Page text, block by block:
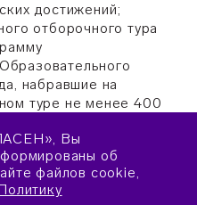
достижений;
отборочного тура
набравшие на
туре не менее 400
программ по
необходимо пройти
Вы
об
файлов cookie,